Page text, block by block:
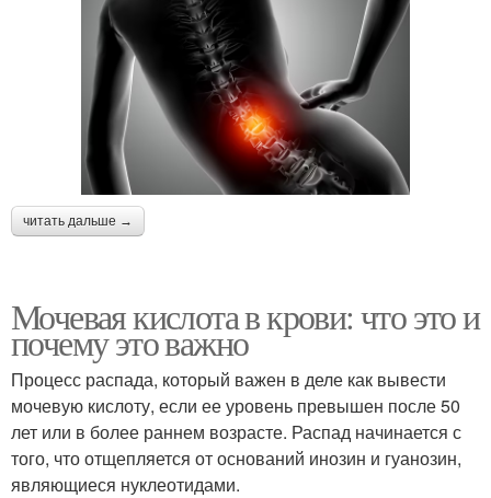
читать дальше →
Мочевая кислота в крови: что это и
почему это важно
Процесс распада, который важен в деле как вывести
мочевую кислоту, если ее уровень превышен после 50
лет или в более раннем возрасте. Распад начинается с
того, что отщепляется от оснований инозин и гуанозин,
являющиеся нуклеотидами.